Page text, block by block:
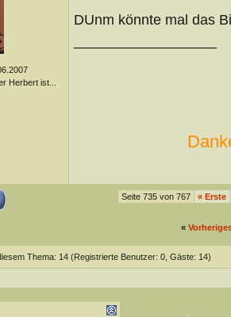
Herbert ist...
DUnm könnte mal das
Seite 735 von 767 «Erste
«
Thema: 14 (Registrierte Benutzer: 0, Gäste: 14)